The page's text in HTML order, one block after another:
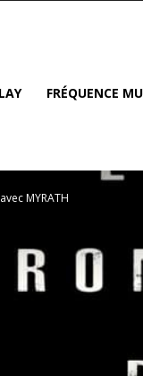
FRÉQUENCE
MYRATH